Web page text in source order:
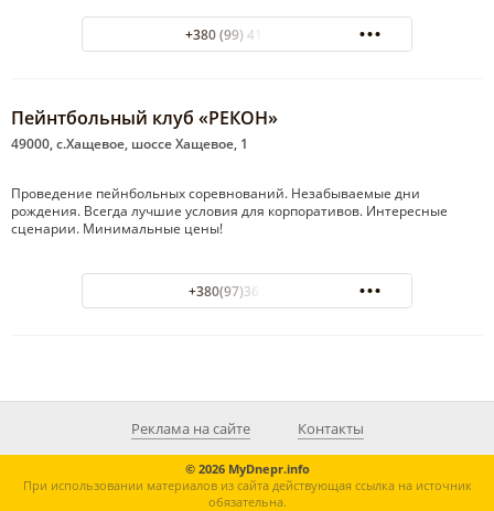
+380 (99) 419-41-11
Пейнтбольный клуб «РЕКОН»
49000, с.Хащевое, шоссе Хащевое, 1
Проведение пейнбольных соревнований. Незабываемые дни
рождения. Всегда лучшие условия для корпоративов. Интересные
сценарии. Минимальные цены!
+380(97)361-33-53
Реклама на сайте Контакты
© 2026 MyDnepr.info
При использовании материалов из сайта действующая ссылка на источник
обязательна.